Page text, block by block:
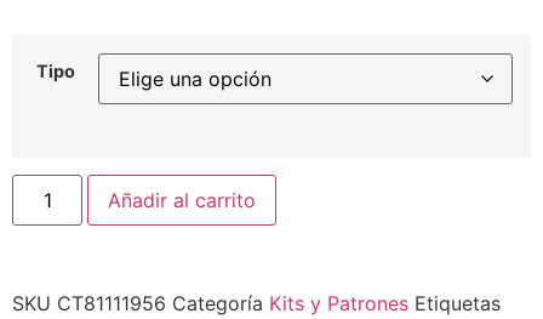
Tipo
Añadir al carrito
SKU CT81111956 Categoría Kits y Patrones Etiquetas